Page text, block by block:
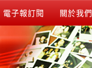
電子報訂閱 關於我們